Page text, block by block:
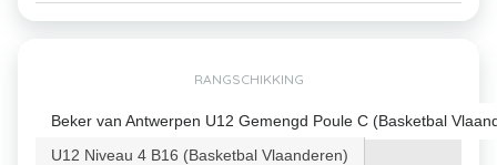
RANGSCHIKKING
Beker van Antwerpen U12 Gemengd Poule C (Basketbal
U12 Niveau 4 B16 (Basketbal Vlaanderen)